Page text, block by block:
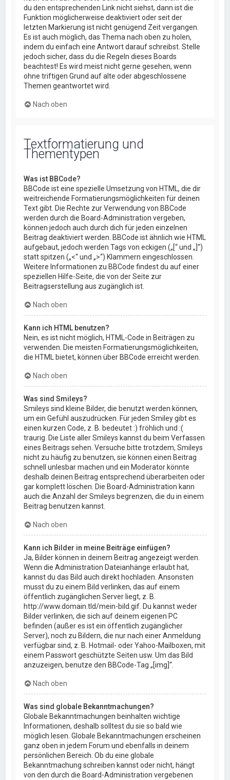
du den entsprechenden Link nicht siehst, dann ist die
Funktion möglicherweise deaktiviert oder seit der
letzten Markierung ist nicht genügend Zeit vergangen.
Es ist auch möglich, das Thema nach oben zu holen,
indem du einfach eine Antwort darauf schreibst. Stelle
jedoch sicher, dass du die Regeln dieses Boards
beachtest! Es wird meist nicht gerne gesehen, wenn
ohne triftigen Grund auf alte oder abgeschlossene
Themen geantwortet wird.
Nach oben
Textformatierung und
Thementypen
Was ist BBCode?
BBCode ist eine spezielle Umsetzung von HTML, die dir
weitreichende Formatierungsmöglichkeiten für deinen
Text gibt. Die Rechte zur Verwendung von BBCode
werden durch die Board-Administration vergeben,
können jedoch auch durch dich für jeden einzelnen
Beitrag deaktiviert werden. BBCode ist ähnlich wie HTML
aufgebaut, jedoch werden Tags von eckigen („[“ und „]“)
statt spitzen („<“ und „>“) Klammern eingeschlossen.
Weitere Informationen zu BBCode findest du auf einer
speziellen Hilfe-Seite, die von der Seite zur
Beitragserstellung aus zugänglich ist.
Nach oben
Kann ich HTML benutzen?
Nein, es ist nicht möglich, HTML-Code in Beiträgen zu
verwenden. Die meisten Formatierungsmöglichkeiten,
die HTML bietet, können über BBCode erreicht werden.
Nach oben
Was sind Smileys?
Smileys sind kleine Bilder, die benutzt werden können,
um ein Gefühl auszudrücken. Für jeden Smiley gibt es
einen kurzen Code, z. B. bedeutet :) fröhlich und :(
traurig. Die Liste aller Smileys kannst du beim Verfassen
eines Beitrags sehen. Versuche bitte trotzdem, Smileys
nicht zu häufig zu benutzen, sie können einen Beitrag
schnell unlesbar machen und ein Moderator könnte
deshalb deinen Beitrag entsprechend überarbeiten oder
gar komplett löschen. Die Board-Administration kann
auch die Anzahl der Smileys begrenzen, die du in einem
Beitrag benutzen kannst.
Nach oben
Kann ich Bilder in meine Beiträge einfügen?
Ja, Bilder können in deinem Beitrag angezeigt werden.
Wenn die Administration Dateianhänge erlaubt hat,
kannst du das Bild auch direkt hochladen. Ansonsten
musst du zu einem Bild verlinken, das auf einem
öffentlich zugänglichen Server liegt, z. B.
http://www.domain.tld/mein-bild.gif. Du kannst weder
Bilder verlinken, die sich auf deinem eigenen PC
befinden (außer es ist ein öffentlich zugänglicher
Server), noch zu Bildern, die nur nach einer Anmeldung
verfügbar sind, z. B. Hotmail- oder Yahoo-Mailboxen, mit
einem Passwort geschützte Seiten usw. Um das Bild
anzuzeigen, benutze den BBCode-Tag „[img]“.
Nach oben
Was sind globale Bekanntmachungen?
Globale Bekanntmachungen beinhalten wichtige
Informationen, deshalb solltest du sie so bald wie
möglich lesen. Globale Bekanntmachungen erscheinen
ganz oben in jedem Forum und ebenfalls in deinem
persönlichen Bereich. Ob du eine globale
Bekanntmachung schreiben kannst oder nicht, hängt
von den durch die Board-Administration vergebenen